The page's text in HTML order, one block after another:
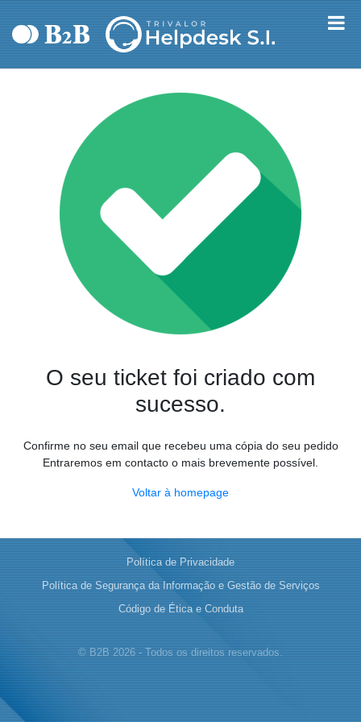
O seu ticket foi criado com
sucesso.
Confirme no seu email que recebeu uma cópia do seu pedido
Entraremos em contacto o mais brevemente possível.
Voltar à homepage
Política de Privacidade
Política de Segurança da Informação e Gestão de Serviços
Código de Ética e Conduta
© B2B 2026 - Todos os direitos reservados.